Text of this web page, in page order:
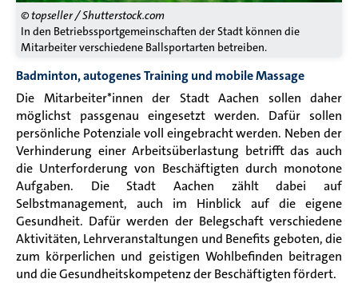
© topseller / Shutterstock.com
In den Betriebssportgemeinschaften der Stadt können die
Mitarbeiter verschiedene Ballsportarten betreiben.
Badminton, autogenes Training und mobile Massage
Die Mitarbeiter*innen der Stadt Aachen sollen daher
möglichst passgenau eingesetzt werden. Dafür sollen
persönliche Potenziale voll eingebracht werden. Neben der
Verhinderung einer Arbeitsüberlastung betrifft das auch
die Unterforderung von Beschäftigten durch monotone
Aufgaben. Die Stadt Aachen zählt dabei auf
Selbstmanagement, auch im Hinblick auf die eigene
Gesundheit. Dafür werden der Belegschaft verschiedene
Aktivitäten, Lehrveranstaltungen und Benefits geboten, die
zum körperlichen und geistigen Wohlbefinden beitragen
und die Gesundheitskompetenz der Beschäftigten fördert.